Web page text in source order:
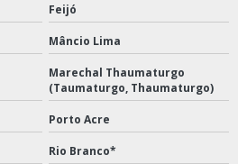
Feijó
Mâncio Lima
Marechal Thaumaturgo
(Taumaturgo, Thaumaturgo)
Porto Acre
Rio Branco*